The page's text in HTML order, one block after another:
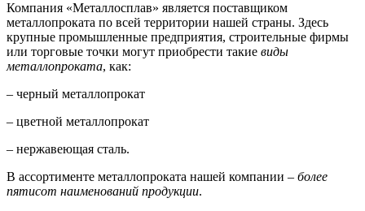
Компания «Металлосплав» является поставщиком
металлопроката по всей территории нашей страны. Здесь
крупные промышленные предприятия, строительные фирмы
или торговые точки могут приобрести такие виды
металлопроката, как:
– черный металлопрокат
– цветной металлопрокат
– нержавеющая сталь.
В ассортименте металлопроката нашей компании – более
пятисот наименований продукции.